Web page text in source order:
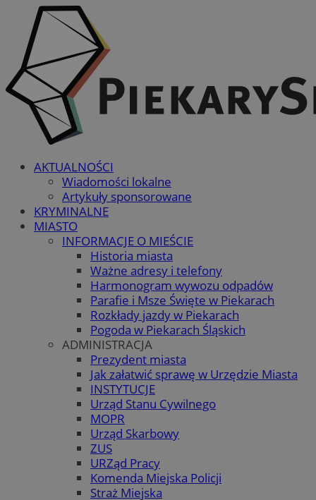
AKTUALNOŚCI
Wiadomości lokalne
Artykuły sponsorowane
KRYMINALNE
MIASTO
INFORMACJE O MIEŚCIE
Historia miasta
Ważne adresy i telefony
Harmonogram wywozu odpadów
Parafie i Msze Święte w Piekarach
Rozkłady jazdy w Piekarach
Pogoda w Piekarach Śląskich
ADMINISTRACJA
Prezydent miasta
Jak załatwić sprawę w Urzędzie Miasta
INSTYTUCJE
Urząd Stanu Cywilnego
MOPR
Urząd Skarbowy
ZUS
URZąd Pracy
Komenda Miejska Policji
Straż Miejska